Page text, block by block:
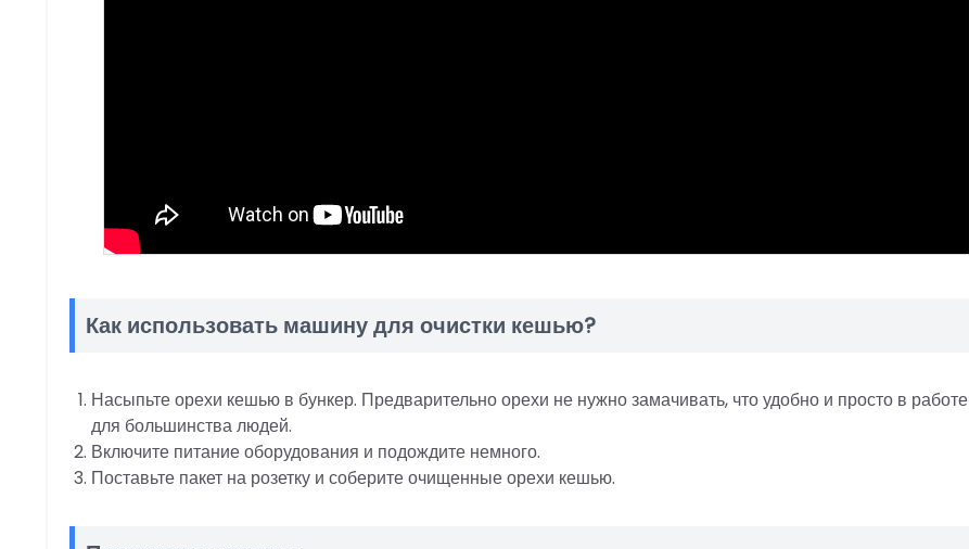
Как использовать машину для очистки кешью?
Насыпьте орехи кешью в бункер. Предварительно орехи не нужно замачивать, что удобно и просто в работе
для большинства людей.
Включите питание оборудования и подождите немного.
Поставьте пакет на розетку и соберите очищенные орехи кешью.